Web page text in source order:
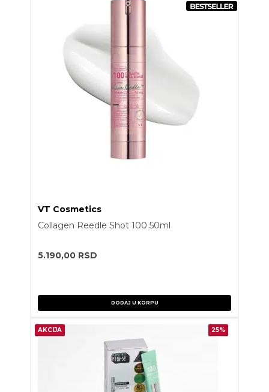
VT Cosmetics
Collagen Reedle Shot 100 50ml
5.190,00 RSD
DODAJ U KORPU
AKCIJA 25%